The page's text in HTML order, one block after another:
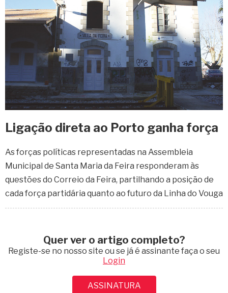
Ligação direta ao Porto ganha força
As forças políticas representadas na Assembleia
Municipal de Santa Maria da Feira responderam às
questões do Correio da Feira, partilhando a posição de
cada força partidária quanto ao futuro da Linha do Vouga
Quer ver o artigo completo?
Registe-se no nosso site ou se já é assinante faça o seu
Login
ASSINATURA